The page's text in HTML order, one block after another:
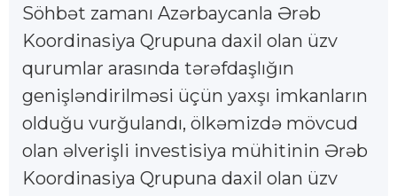
Söhbət zamanı Azərbaycanla Ərəb
Koordinasiya Qrupuna daxil olan üzv
qurumlar arasında tərəfdaşlığın
genişləndirilməsi üçün yaxşı imkanların
olduğu vurğulandı, ölkəmizdə mövcud
olan əlverişli investisiya mühitinin Ərəb
Koordinasiya Qrupuna daxil olan üzv